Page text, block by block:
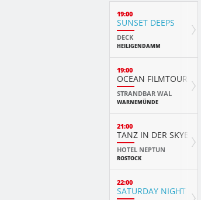
19:00
SUNSET DEEPS
DECK
HEILIGENDAMM
19:00
OCEAN FILMTOUR
STRANDBAR WAL
WARNEMÜNDE
21:00
TANZ IN DER SKYBAR
HOTEL NEPTUN
ROSTOCK
22:00
SATURDAY NIGHT